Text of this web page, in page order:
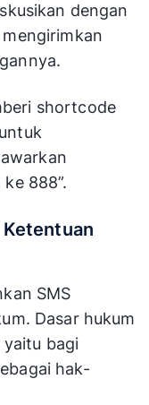
dengan
shortcode
888”.
SMS
Dasar hukum
bagi
hak-